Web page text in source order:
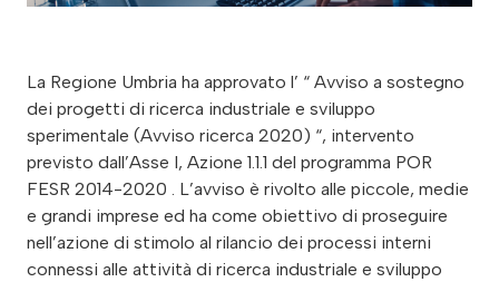
La Regione Umbria ha approvato l’ “ Avviso a sostegno
dei progetti di ricerca industriale e sviluppo
sperimentale (Avviso ricerca 2020) “, intervento
previsto dall’Asse I, Azione 1.1.1 del programma POR
FESR 2014-2020 . L’avviso è rivolto alle piccole, medie
e grandi imprese ed ha come obiettivo di proseguire
nell’azione di stimolo al rilancio dei processi interni
connessi alle attività di ricerca industriale e sviluppo